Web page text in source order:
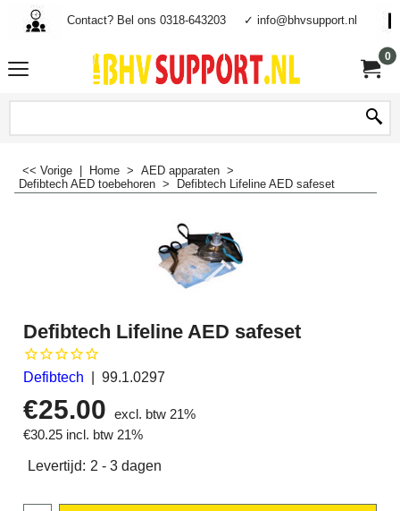
Contact? Bel ons 0318-643203 ✓ info@bhvsupport.nl
0
<< Vorige Home > AED apparaten >
Defibtech AED toebehoren > Defibtech Lifeline AED safeset
Defibtech Lifeline AED safeset
Defibtech 99.1.0297
€25.00
excl. btw 21%
€30.25 incl. btw 21%
Levertijd: 2 - 3 dagen